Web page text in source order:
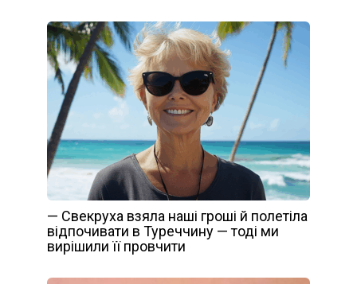
— Свекруха взяла наші гроші й полетіла
відпочивати в Туреччину — тоді ми
вирішили її провчити